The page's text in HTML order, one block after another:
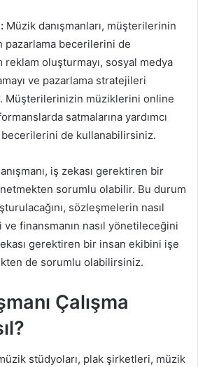
Müzik danışmanları, müşterilerinin
pazarlama becerilerini de
oluşturmayı, sosyal medya
ve pazarlama stratejileri
Müşterilerinizin müziklerini online
satmalarına yardımcı
de kullanabilirsiniz.
iş zekası gerektiren bir
sorumlu olabilir. Bu durum
sözleşmelerin nasıl
finansmanın nasıl yönetileceğini
gerektiren bir insan ekibini işe
de sorumlu olabilirsiniz.
Çalışma
stüdyoları, plak şirketleri, müzik